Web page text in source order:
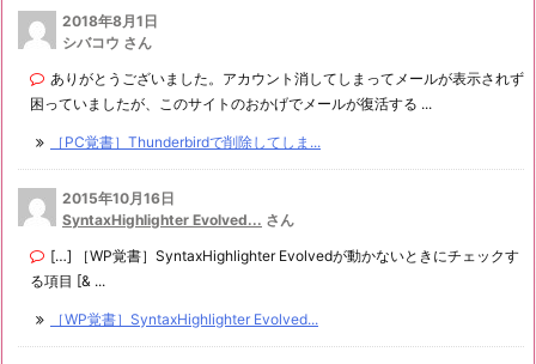
2018年8月1日
シバコウ さん
ありがとうございました。アカウント消してしまってメールが表示されず
困っていましたが、このサイトのおかげでメールが復活する ...
［PC覚書］Thunderbirdで削除してしま...
2015年10月16日
SyntaxHighlighter Evolved... さん
[…] ［WP覚書］SyntaxHighlighter Evolvedが動かないときにチェックす
る項目 [& ...
［WP覚書］SyntaxHighlighter Evolved...